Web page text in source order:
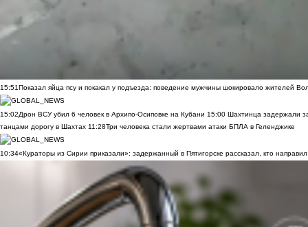
15:51Показал яйца псу и покакал у подъезда: поведение мужчины шокировало жителей
15:02Дрон ВСУ убил 6 человек в Архипо-Осиповке на Кубани 15:00 Шахтинца задержали
танцами дорогу в Шахтах 11:28Три человека стали жертвами атаки БПЛА в Геленджике
10:34«Кураторы из Сирии приказали»: задержанный в Пятигорске рассказал, кто направил